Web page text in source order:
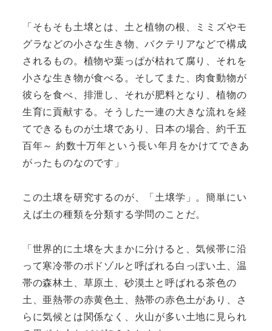
「そもそも土壌とは、土と植物の根、ミミズやモ
グラなどの小さな生き物、バクテリアなどで構成
されるもの。植物や葉っぱが枯れて腐り、それを
小さな生き物が食べる。そしてまた、肉食動物が
彼らを食べ、排泄し、それが肥料となり、植物の
生育に貢献する。そうした一連の大きな流れを経
てできるものが土壌であり、日本の場合、約千五
百年～ 約数十万年という長い年月をかけてできあ
がったものなのです」
この土壌を研究するのが、「土壌学」。簡単にい
えば土の種類を分類する学問のことだ。
「世界的に土壌を大まかに分けると、気候帯に沿
って寒冷帯のポドゾルと呼ばれる白っぽい土、温
帯の森林土、草原土、砂漠土と呼ばれる茶色の
土、亜熱帯の赤黄色土、熱帯の赤色土があり、さ
らに気候とは関係なく、火山が多い土地に見られ